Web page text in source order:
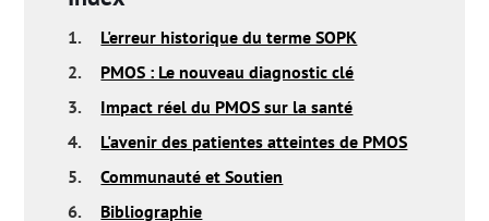
1.
L'erreur historique du terme SOPK
2.
PMOS : Le nouveau diagnostic clé
3.
Impact réel du PMOS sur la santé
4.
L'avenir des patientes atteintes de PMOS
5.
Communauté et Soutien
6.
Bibliographie